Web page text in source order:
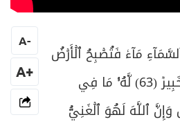
مَآءٗ فَتُصۡبِحُ ٱلۡأَرۡضُ
مُخۡضَرَّةًۚ إِنَّ ٱللَّهَ لَطِيفٌ خَبِيرٞ (63) لَّهُۥ مَا فِي
ٱللَّهَ لَهُوَ ٱلۡغَنِيُّ
-
A
+A